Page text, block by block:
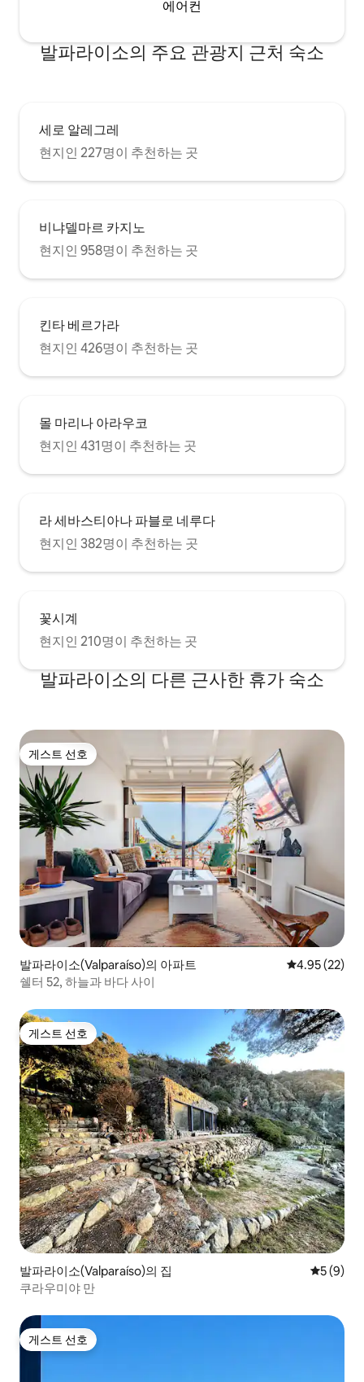
에어컨
발파라이소의 주요 관광지 근처 숙소
세로 알레그레
현지인 227명이 추천하는 곳
비냐델마르 카지노
현지인 958명이 추천하는 곳
킨타 베르가라
현지인 426명이 추천하는 곳
몰 마리나 아라우코
현지인 431명이 추천하는 곳
라 세바스티아나 파블로 네루다
현지인 382명이 추천하는 곳
꽃시계
현지인 210명이 추천하는 곳
발파라이소의 다른 근사한 휴가 숙소
게스트 선호
게스트 선호
발파라이소(Valparaíso)의 아파트 평점 4.95점(5
4.95 (22)
쉘터 52, 하늘과 바다 사이
게스트 선호
게스트 선호
발파라이소(Valparaíso)의 집 평점 5점
5 (9)
쿠라우미야 만
게스트 선호
게스트 선호